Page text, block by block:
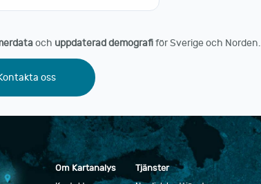
och uppdaterad demografiför Sverige och Norden.
oss
Om Kartanalys
Tjänster